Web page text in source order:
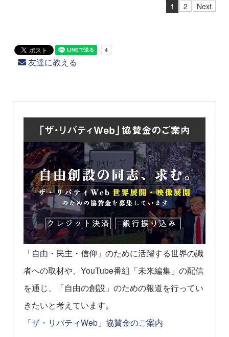
1 2 Next
友達に教える
「自由・民主・信仰」のために活躍する世界の識
者への取材や、YouTube番組「未来編集」の配信
を通じ、「自由の創設」のための報道を行ってい
きたいと考えています。
「ザ・リバティWeb」協賛金のご案内